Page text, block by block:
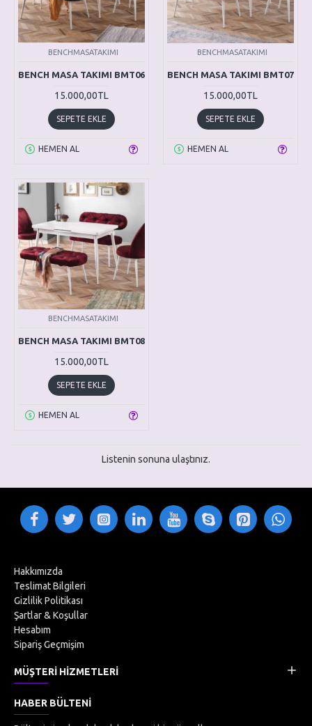
BENCHMASATAKIMI
BENCH MASA TAKIMI BMT06
15.000,00TL
SEPETE EKLE
HEMEN AL
BENCHMASATAKIMI
BENCH MASA TAKIMI BMT07
15.000,00TL
SEPETE EKLE
HEMEN AL
BENCHMASATAKIMI
BENCH MASA TAKIMI BMT08
15.000,00TL
SEPETE EKLE
HEMEN AL
Listenin sonuna ulaştınız.
Hakkımızda
Teslimat Bilgileri
Gizlilik Politikası
Şartlar & Koşullar
Hesabım
Sipariş Geçmişim
MÜŞTERI HIZMETLERI
HABER BÜLTENI